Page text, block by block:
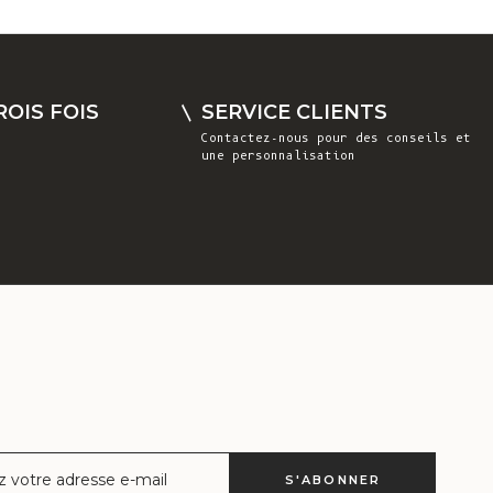
Costa Rica
Côte d'Ivoire
Croatie (EUR
Djibouti (DJF
Fdj)
FOIS SERVICE CLIENTS
Contactez-nous pour des conseils et
une personnalisation
S'ABONNER